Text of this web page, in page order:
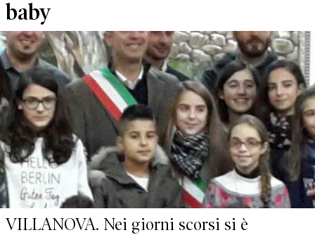
baby
VILLANOVA. Nei giorni scorsi si è